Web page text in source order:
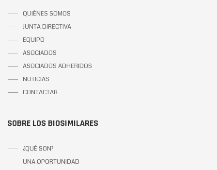
QUIÉNES SOMOS
JUNTA DIRECTIVA
EQUIPO
ASOCIADOS
ASOCIADOS ADHERIDOS
NOTICIAS
CONTACTAR
SOBRE LOS BIOSIMILARES
¿QUÉ SON?
UNA OPORTUNIDAD